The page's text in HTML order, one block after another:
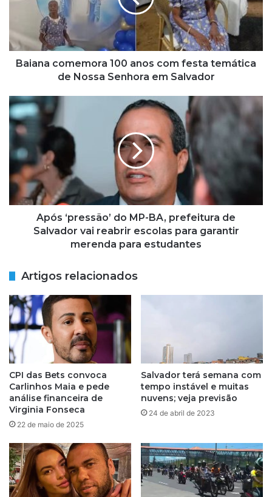
o
m
r
a
1
0
n
s
s
a
t
e
m
á
a
d
N
o
s
s
Baiana comemora 100 anos com festa temática
de Nossa Senhora em Salvador
A
p
ó
‘
r
s
o
M
P
-
B
A
,
r
e
f
e
t
u
r
a
Após ‘pressão’ do MP-BA, prefeitura de
Salvador vai reabrir escolas para garantir
merenda para estudantes
Artigos relacionados
CPI das Bets convoca
Carlinhos Maia e pede
análise financeira de
Virginia Fonseca
22 de maio de 2025
Salvador terá semana com
tempo instável e muitas
nuvens; veja previsão
24 de abril de 2023